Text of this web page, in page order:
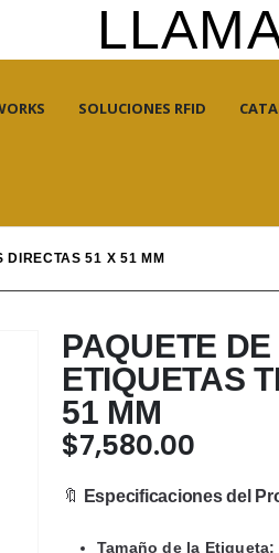
SOLUCIONES RFID
DIRECTAS 51 X 51 MM
PAQUETE
ETIQUETAS
51 MM
$7,580.00
🔖 Especificaciones del
Tamaño de la Etiqueta: